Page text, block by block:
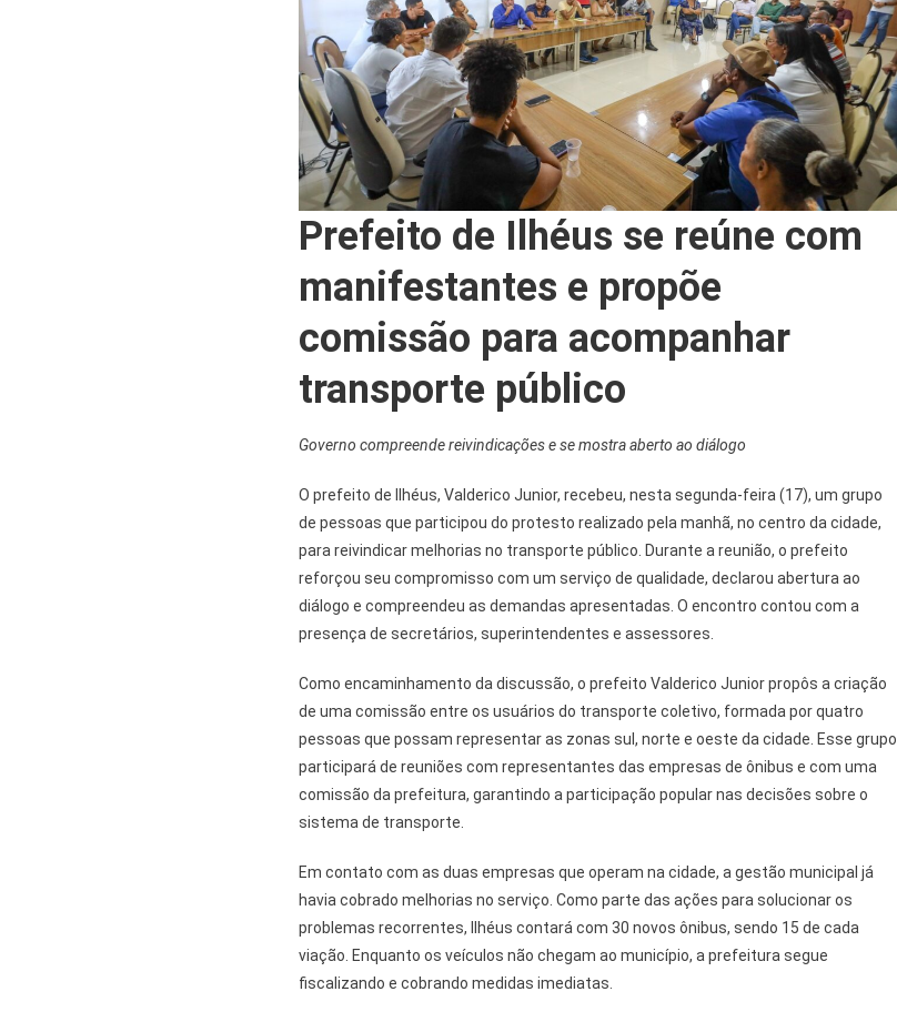
Prefeito de Ilhéus se reúne com
manifestantes e propõe
comissão para acompanhar
transporte público
Governo compreende reivindicações e se mostra aberto ao diálogo
O prefeito de Ilhéus, Valderico Junior, recebeu, nesta segunda-feira (17), um grupo
de pessoas que participou do protesto realizado pela manhã, no centro da cidade,
para reivindicar melhorias no transporte público. Durante a reunião, o prefeito
reforçou seu compromisso com um serviço de qualidade, declarou abertura ao
diálogo e compreendeu as demandas apresentadas. O encontro contou com a
presença de secretários, superintendentes e assessores.
Como encaminhamento da discussão, o prefeito Valderico Junior propôs a criação
de uma comissão entre os usuários do transporte coletivo, formada por quatro
pessoas que possam representar as zonas sul, norte e oeste da cidade. Esse grupo
participará de reuniões com representantes das empresas de ônibus e com uma
comissão da prefeitura, garantindo a participação popular nas decisões sobre o
sistema de transporte.
Em contato com as duas empresas que operam na cidade, a gestão municipal já
havia cobrado melhorias no serviço. Como parte das ações para solucionar os
problemas recorrentes, Ilhéus contará com 30 novos ônibus, sendo 15 de cada
viação. Enquanto os veículos não chegam ao município, a prefeitura segue
fiscalizando e cobrando medidas imediatas.